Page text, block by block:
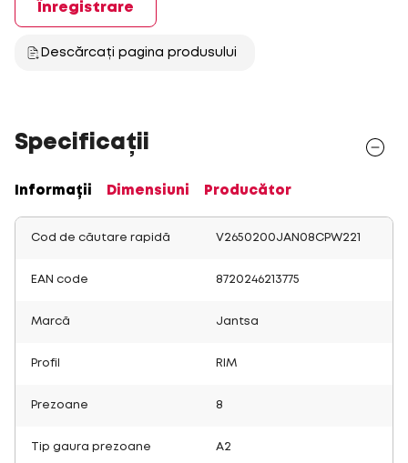
Înregistrare
Descărcați pagina produsului
Specificații
Informații Dimensiuni Producător
Cod de căutare rapidă V2650200JAN08CPW221
EAN code 8720246213775
Marcă Jantsa
Profil RIM
Prezoane 8
Tip gaura prezoane A2